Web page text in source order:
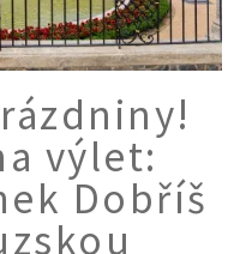
výlet:
Dobříš